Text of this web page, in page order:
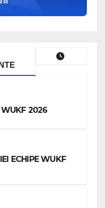
WUKF 2026
ECHIPE WUKF